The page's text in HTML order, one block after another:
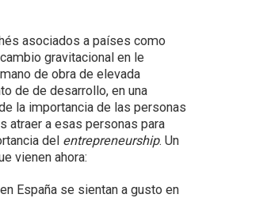
asociados a países como
gravitacional en le
de obra de elevada
de de desarrollo, en una
la importancia de las personas
atraer a esas personas para
del entrepreneurship. Un
vienen ahora:
España se sientan a gusto en